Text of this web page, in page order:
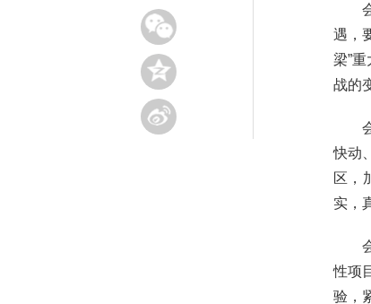
遇，
梁”
战的
快动
区，
实，
性项
验，